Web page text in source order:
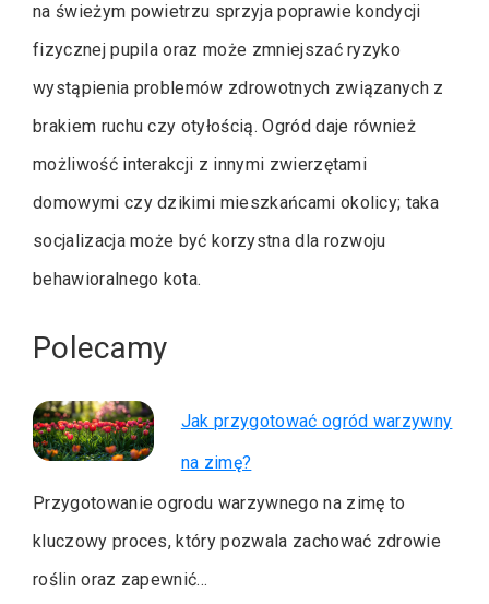
na świeżym powietrzu sprzyja poprawie kondycji
fizycznej pupila oraz może zmniejszać ryzyko
wystąpienia problemów zdrowotnych związanych z
brakiem ruchu czy otyłością. Ogród daje również
możliwość interakcji z innymi zwierzętami
domowymi czy dzikimi mieszkańcami okolicy; taka
socjalizacja może być korzystna dla rozwoju
behawioralnego kota.
Polecamy
Jak przygotować ogród warzywny
na zimę?
Przygotowanie ogrodu warzywnego na zimę to
kluczowy proces, który pozwala zachować zdrowie
roślin oraz zapewnić…